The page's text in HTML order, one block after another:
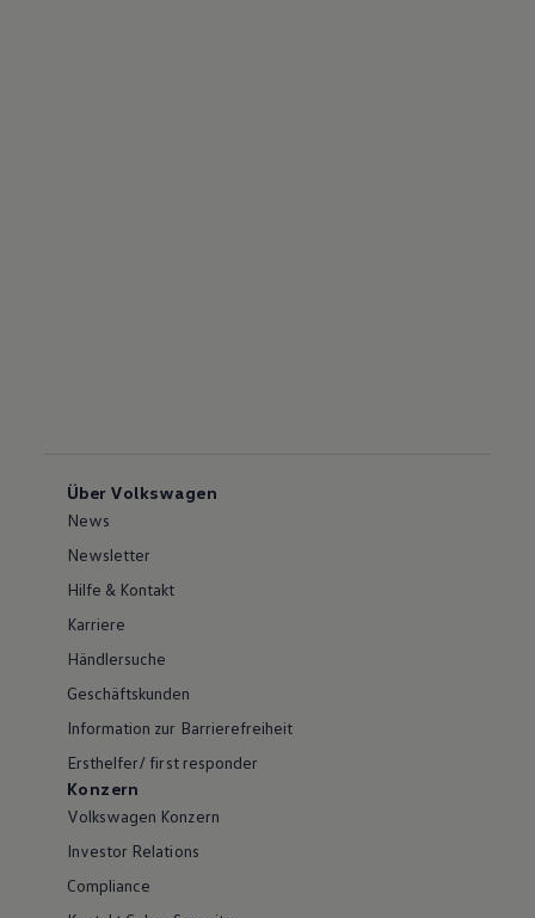
Über Volkswagen
News
Newsletter
Hilfe & Kontakt
Karriere
Händlersuche
Geschäftskunden
Information zur Barrierefreiheit
Ersthelfer/ first responder
Konzern
Volkswagen Konzern
Investor Relations
Compliance